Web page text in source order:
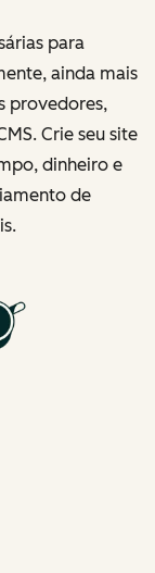
para
ainda mais
provedores,
Crie seu site
dinheiro e
de